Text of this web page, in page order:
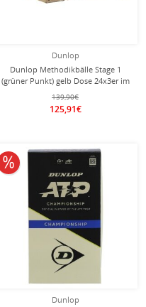
Dunlop
Dunlop Methodikbälle Stage 1
(grüner Punkt) gelb Dose 24x3er im
Karton
139,90€
125,91€
Dunlop
10% reduziert